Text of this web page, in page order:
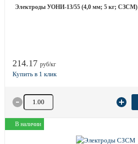
Электроды УОНИ-13/55 (4,0 мм; 5 кг; СЗСМ)
214.17 руб/кг
Количество товара
В наличии